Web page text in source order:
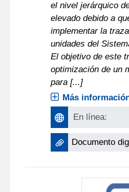
el nivel jerárquico
elevado debido a
implementar la
unidades del
El objetivo de este
optimización de un
para [...]
Más
En línea:
Documento